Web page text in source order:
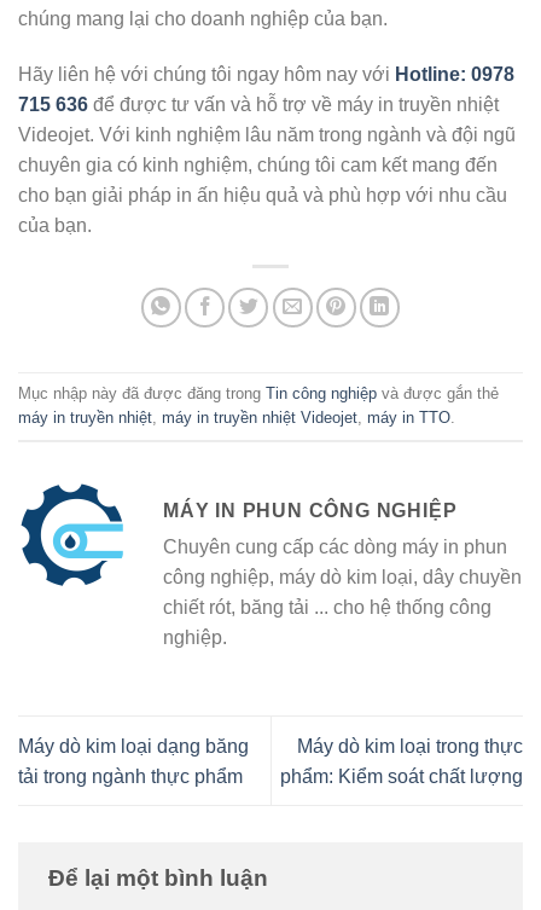
chúng mang lại cho doanh nghiệp của bạn.
Hãy liên hệ với chúng tôi ngay hôm nay với Hotline: 0978
715 636 để được tư vấn và hỗ trợ về máy in truyền nhiệt
Videojet. Với kinh nghiệm lâu năm trong ngành và đội ngũ
chuyên gia có kinh nghiệm, chúng tôi cam kết mang đến
cho bạn giải pháp in ấn hiệu quả và phù hợp với nhu cầu
của bạn.
Mục nhập này đã được đăng trong Tin công nghiệp và được gắn thẻ
máy in truyền nhiệt máy in truyền nhiệt Videojet máy in TTO
MÁY IN PHUN CÔNG NGHIỆP
Chuyên cung cấp các dòng máy in phun
công nghiệp, máy dò kim loại, dây chuyền
chiết rót, băng tải ... cho hệ thống công
nghiệp.
Máy dò kim loại dạng băng
tải trong ngành thực phẩm
Máy dò kim loại trong thực
phẩm: Kiểm soát chất lượng
Để lại một bình luận